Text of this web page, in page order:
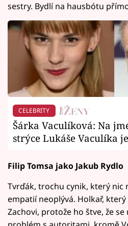
sestry. Bydlí na hausbótu
CELEBRITY
Šárka Vaculíková: Na
strýce Lukáše Vaculíka
Filip Tomsa jako Jakub Rydlo
Tvrďák, trochu cynik, který nic
empatií neoplývá. Holkař,
Zachovi, protože ho štve, že